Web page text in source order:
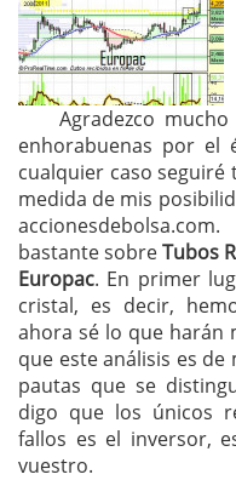
Agradezco mucho
enhorabuenas por el
cualquier caso
medida de mis
bastante sobreTubos
Europac. En primer
cristal, es decir,
ahora sé lo que harán
que este análisis es
pautas que se
digo que los únicos
fallos es el inversor,
vuestro.